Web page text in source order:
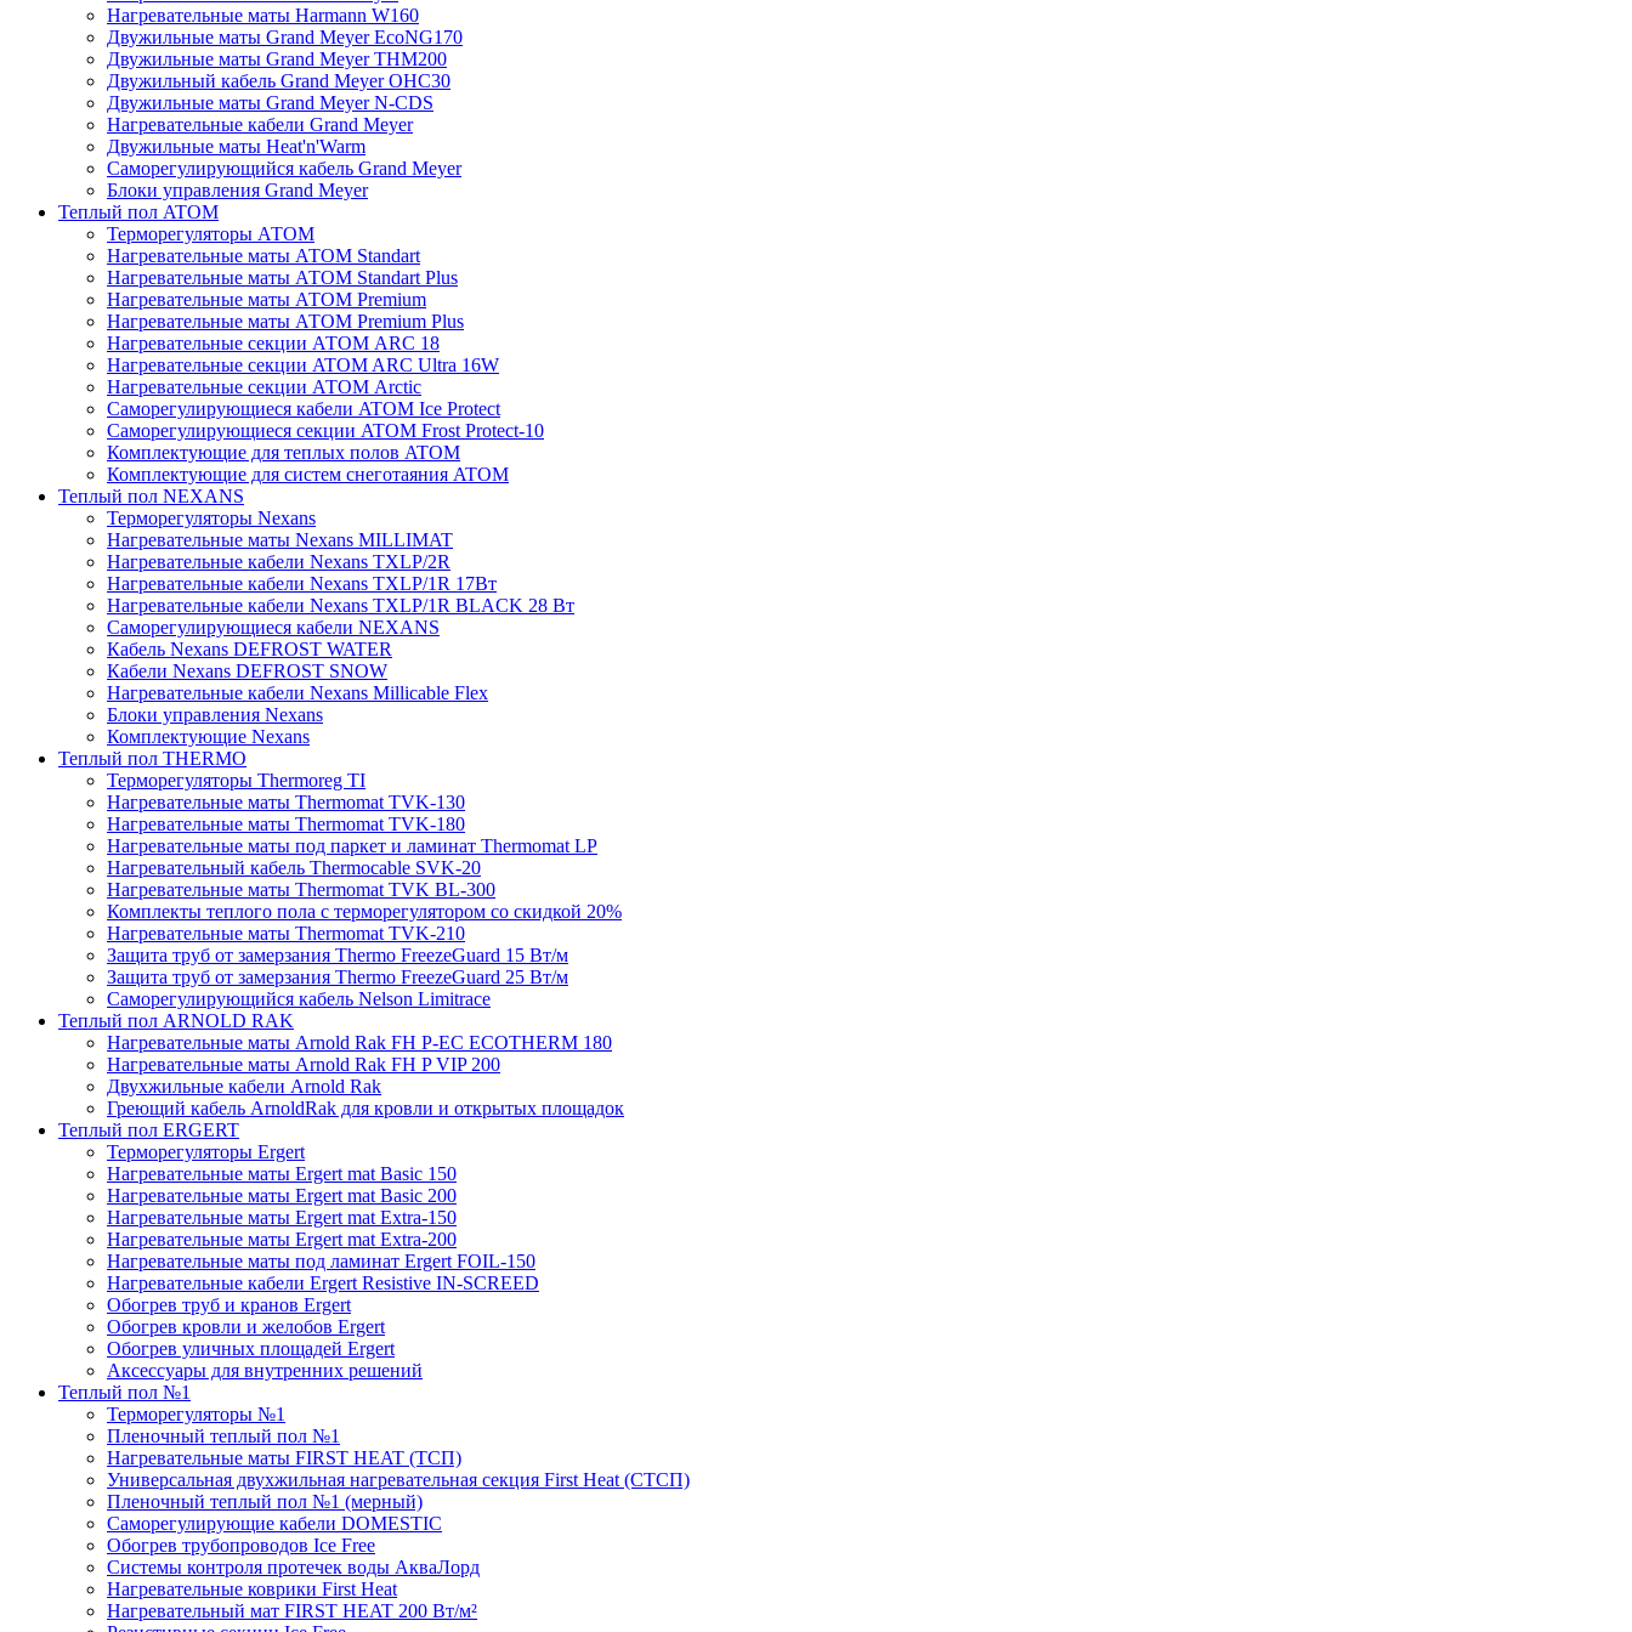
Нагревательные маты Harmann W160
Двужильные маты Grand Meyer EcoNG170
Двужильные маты Grand Meyer THM200
Двужильный кабель Grand Meyer OHC30
Двужильные маты Grand Meyer N-CDS
Нагревательные кабели Grand Meyer
Двужильные маты Heat'n'Warm
Саморегулирующийся кабель Grand Meyer
Блоки управления Grand Meyer
Теплый пол ATOM
Терморегуляторы АТОМ
Нагревательные маты АТОМ Standart
Нагревательные маты АТОМ Standart Plus
Нагревательные маты АТОМ Premium
Нагревательные маты АТОМ Premium Plus
Нагревательные секции АТОМ ARC 18
Нагревательные секции ATOM ARC Ultra 16W
Нагревательные секции АТОМ Arctic
Саморегулирующиеся кабели ATOM Ice Protect
Саморегулирующиеся секции ATOM Frost Protect-10
Комплектующие для теплых полов ATOM
Комплектующие для систем снеготаяния ATOM
Теплый пол NEXANS
Терморегуляторы Nexans
Нагревательные маты Nexans MILLIMAT
Нагревательные кабели Nexans TXLP/2R
Нагревательные кабели Nexans TXLP/1R 17Вт
Нагревательные кабели Nexans TXLP/1R BLACK 28 Вт
Саморегулирующиеся кабели NEXANS
Кабель Nexans DEFROST WATER
Кабели Nexans DEFROST SNOW
Нагревательные кабели Nexans Millicable Flex
Блоки управления Nexans
Комплектующие Nexans
Теплый пол THERMO
Терморегуляторы Thermoreg TI
Нагревательные маты Thermomat TVK-130
Нагревательные маты Thermomat TVK-180
Нагревательные маты под паркет и ламинат Thermomat LP
Нагревательный кабель Thermocable SVK-20
Нагревательные маты Thermomat TVK BL-300
Комплекты теплого пола с терморегулятором со скидкой 20%
Нагревательные маты Thermomat TVK-210
Защита труб от замерзания Thermo FreezeGuard 15 Вт/м
Защита труб от замерзания Thermo FreezeGuard 25 Вт/м
Саморегулирующийся кабель Nelson Limitrace
Теплый пол ARNOLD RAK
Нагревательные маты Arnold Rak FH P-EC ECOTHERM 180
Нагревательные маты Arnold Rak FH P VIP 200
Двухжильные кабели Arnold Rak
Греющий кабель ArnoldRak для кровли и открытых площадок
Теплый пол ERGERT
Терморегуляторы Ergert
Нагревательные маты Ergert mat Basic 150
Нагревательные маты Ergert mat Basic 200
Нагревательные маты Ergert mat Extra-150
Нагревательные маты Ergert mat Extra-200
Нагревательные маты под ламинат Ergert FOIL-150
Нагревательные кабели Ergert Resistive IN-SCREED
Обогрев труб и кранов Ergert
Обогрев кровли и желобов Ergert
Обогрев уличных площадей Ergert
Аксессуары для внутренних решений
Теплый пол №1
Терморегуляторы №1
Пленочный теплый пол №1
Нагревательные маты FIRST HEAT (ТСП)
Универсальная двухжильная нагревательная секция First Heat (СТСП)
Пленочный теплый пол №1 (мерный)
Саморегулирующие кабели DOMESTIC
Обогрев трубопроводов Ice Free
Системы контроля протечек воды АкваЛорд
Нагревательные коврики First Heat
Нагревательный мат FIRST HEAT 200 Вт/м²